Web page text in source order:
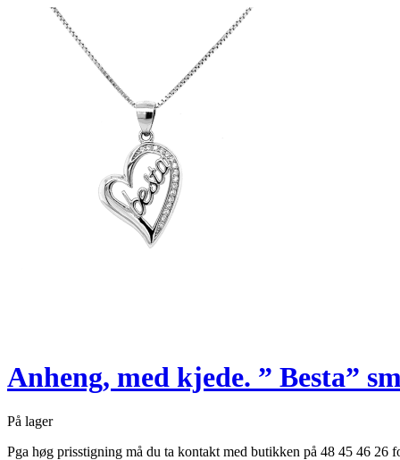
Anheng, med kjede. ” Besta”
På lager
Pga høg prisstigning må du ta kontakt med butikken på 48 45 46 26